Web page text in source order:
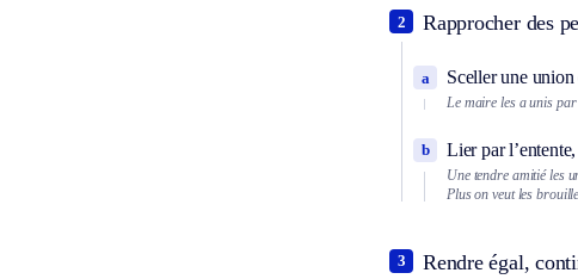
Rapprocher des
2
Sceller une union
a
Le maire les a unis
Lier par
b
Une tendre amitié les
Plus on veut les
Rendre égal,
3